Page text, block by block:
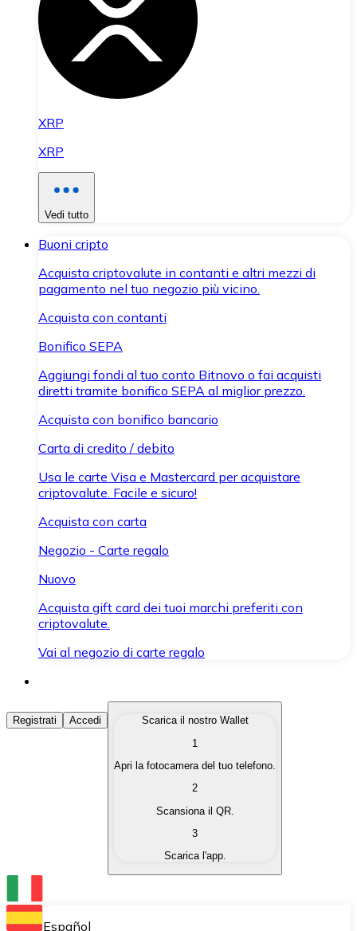
XRP
XRP
Vedi tutto
Buoni cripto
Acquista criptovalute in contanti e altri mezzi di
pagamento nel tuo negozio più vicino.
Acquista con contanti
Bonifico SEPA
Aggiungi fondi al tuo conto Bitnovo o fai acquisti
diretti tramite bonifico SEPA al miglior prezzo.
Acquista con bonifico bancario
Carta di credito / debito
Usa le carte Visa e Mastercard per acquistare
criptovalute. Facile e sicuro!
Acquista con carta
Negozio - Carte regalo
Nuovo
Acquista gift card dei tuoi marchi preferiti con
criptovalute.
Vai al negozio di carte regalo
Acquista Criptovalute
Acquista le criptovalute che ti interessano in modo
Converti le tue criptovalute in valuta fiat quando ne
Scambia una criptovaluta con un'altra
Conserva le tue cripto in un Wallet self-custodial.
Registrati Accedi
Scarica il nostro Wallet
1
Apri la fotocamera del tuo telefono.
2
Scansiona il QR.
3
Scarica l'app.
Español